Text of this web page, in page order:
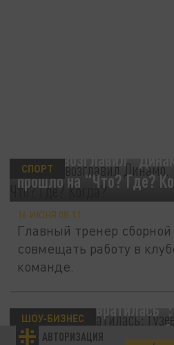
АВТОРИЗАЦИЯ
Карпин возглавил
прошло на "Что? Где?
СПОРТ
16 ИЮНЯ 08:11
Главный тренер
совмещать работу в
команде.
"В бабку превратилась":
эфир с высветленными
ШОУ-БИЗНЕС